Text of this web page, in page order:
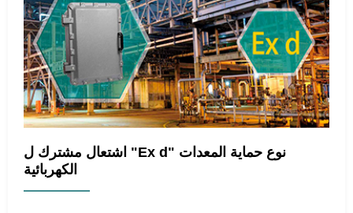
اشتعال مشترك ل "Ex d" نوع حماية المعدات
الكهربائية